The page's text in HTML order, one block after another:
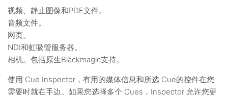
视频、静止图像和PDF文件。
音频文件。
网页。
NDI和虹吸管服务器。
相机。包括原生Blackmagic支持。
使用 Cue Inspector，有用的媒体信息和所选 Cue的控件在您
需要时就在手边。如果您选择多个 Cues，Inspector 允许您更